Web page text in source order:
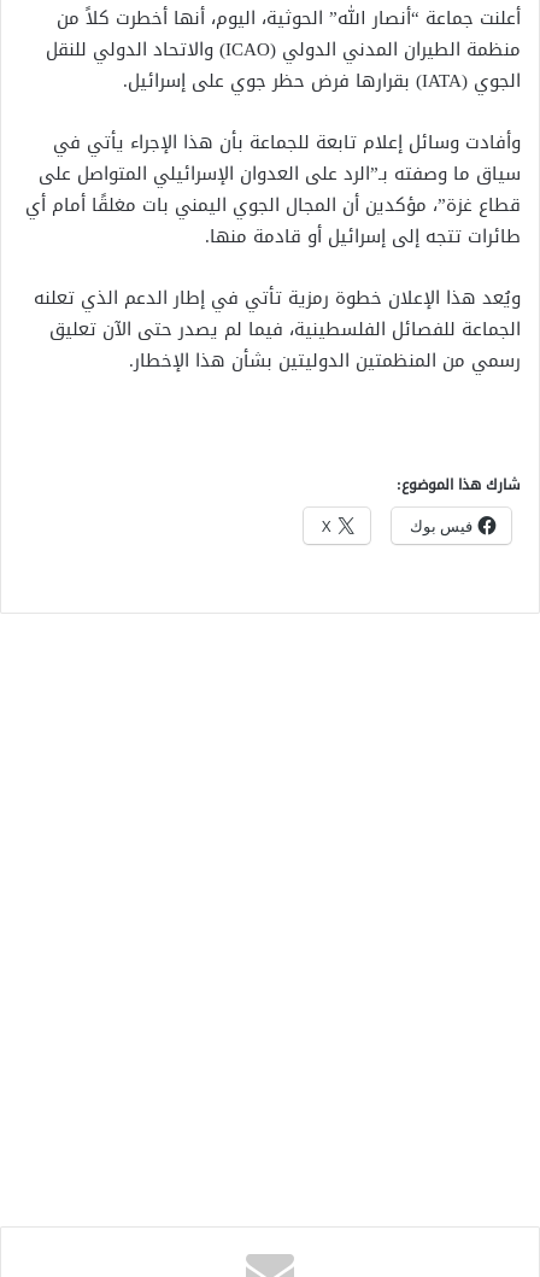
أعلنت جماعة “أنصار الله” الحوثية، اليوم، أنها أخطرت كلاً من
منظمة الطيران المدني الدولي (ICAO) والاتحاد الدولي للنقل
الجوي (IATA) بقرارها فرض حظر جوي على إسرائيل.
وأفادت وسائل إعلام تابعة للجماعة بأن هذا الإجراء يأتي في
سياق ما وصفته بـ”الرد على العدوان الإسرائيلي المتواصل على
قطاع غزة”، مؤكدين أن المجال الجوي اليمني بات مغلقًا أمام أي
طائرات تتجه إلى إسرائيل أو قادمة منها.
ويُعد هذا الإعلان خطوة رمزية تأتي في إطار الدعم الذي تعلنه
الجماعة للفصائل الفلسطينية، فيما لم يصدر حتى الآن تعليق
رسمي من المنظمتين الدوليتين بشأن هذا الإخطار.
شارك هذا الموضوع:
فيس بوك X